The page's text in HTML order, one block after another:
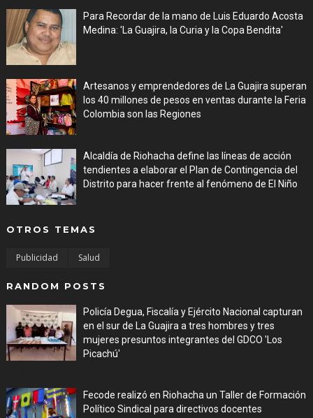
Para Recordar de la mano de Luis Eduardo Acosta
Medina: 'La Guajira, la Curia y la Copa Bendita'
Artesanos y emprendedores de La Guajira superan
los 40 millones de pesos en ventas durante la Feria
Colombia son las Regiones
Alcaldía de Riohacha define las líneas de acción
tendientes a elaborar el Plan de Contingencia del
Distrito para hacer frente al fenómeno de El Niño
OTROS TEMAS
Publicidad Salud
RANDOM POSTS
Policía Degua, Fiscalía y Ejército Nacional capturan
en el sur de La Guajira a tres hombres y tres
mujeres presuntos integrantes del GDCO 'Los
Picachú'
Fecode realizó en Riohacha un Taller de Formación
Político Sindical para directivos docentes